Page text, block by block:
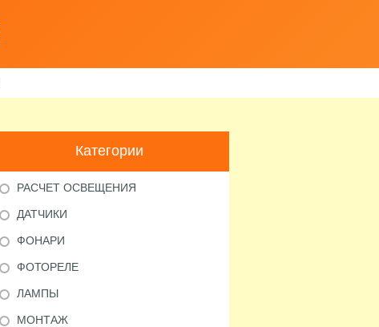
Категории
РАСЧЕТ ОСВЕЩЕНИЯ
ДАТЧИКИ
ФОНАРИ
ФОТОРЕЛЕ
ЛАМПЫ
МОНТАЖ